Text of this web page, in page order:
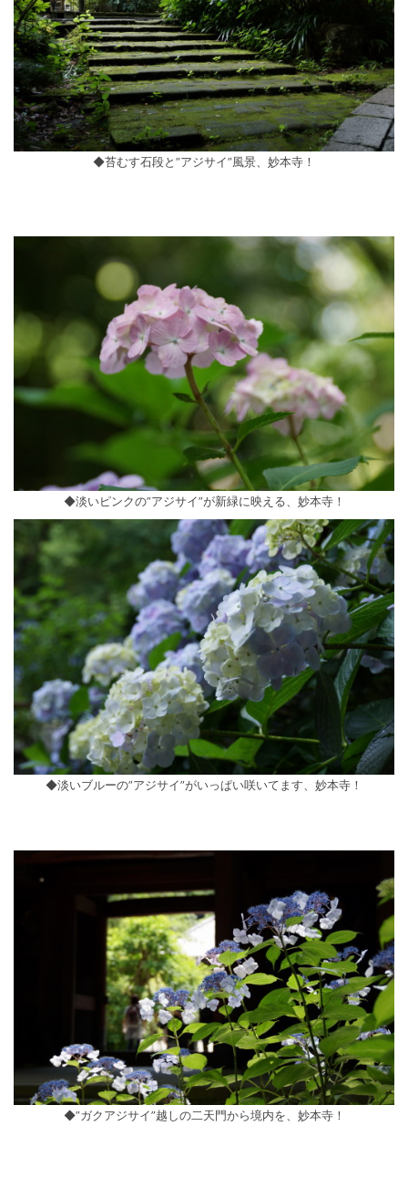
◆苔むす石段と”アジサイ”風景、妙本寺！
◆淡いピンクの”アジサイ”が新緑に映える、妙本寺！
◆淡いブルーの”アジサイ”がいっぱい咲いてます、妙本寺！
◆”ガクアジサイ”越しの二天門から境内を、妙本寺！